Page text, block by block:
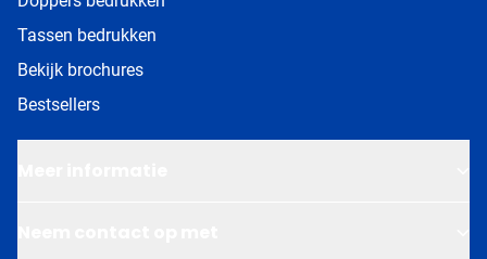
Tassen bedrukken
Bekijk brochures
Bestsellers